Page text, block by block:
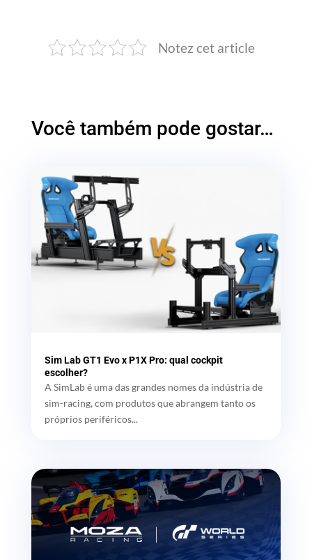
Sim Lab GT1 Evo x P1X Pro: qual cockpit
escolher?
A SimLab é uma das grandes nomes da indústria de
sim-racing, com produtos que abrangem tanto os